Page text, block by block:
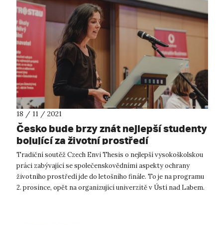
18 / 11 / 2021
Česko bude brzy znát nejlepší studenty
bojující za životní prostředí
Tradiční soutěž Czech Envi Thesis o nejlepší vysokoškolskou
práci zabývající se společenskovědními aspekty ochrany
životního prostředí jde do letošního finále. To je na programu
2. prosince, opět na organizující univerzitě v Ústí nad Labem.